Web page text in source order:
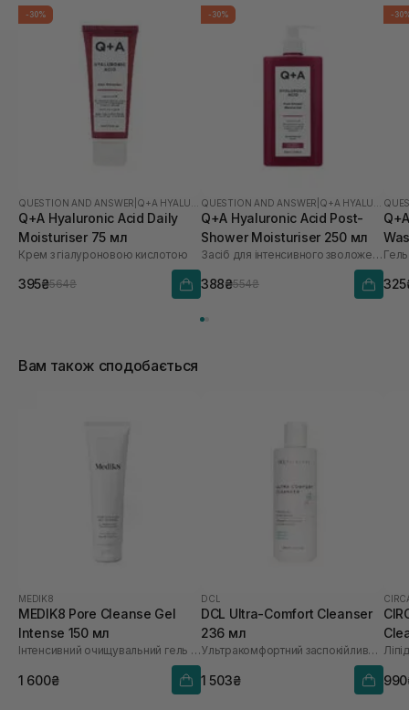
-30%
QUESTION AND ANSWER
Q+A Hyaluronic Acid Daily
Moisturiser 75 мл
Крем з гіалуроновою кислотою
395₴564₴
-30%
QUESTION AND ANSWER
Q+A Hyaluronic Acid Post-
Shower Moisturiser 250 мл
Засіб для інтенсивного зволоження вологої шкіри
388₴554₴
-
Вам також сподобається
MEDIK8
MEDIK8 Pore Cleanse Gel
Intense 150 мл
Інтенсивний очищувальний гель з мигдалевою кислотою
1 600₴
DCL
DCL Ultra-Comfort Cleanser
236 мл
Ультракомфортний заспокійливий очисник для реактивної шкіри
1 503₴